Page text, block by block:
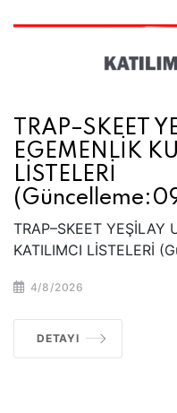
TRAP–SKEET
EGEMENLİK
LİSTELERİ
TRAP–SKEET YEŞİLAY
KATILIMCI LİSTELERİ
4/8/2026
DETAYI